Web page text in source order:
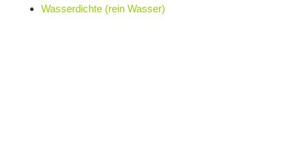
Wasserdichte (rein Wasser)